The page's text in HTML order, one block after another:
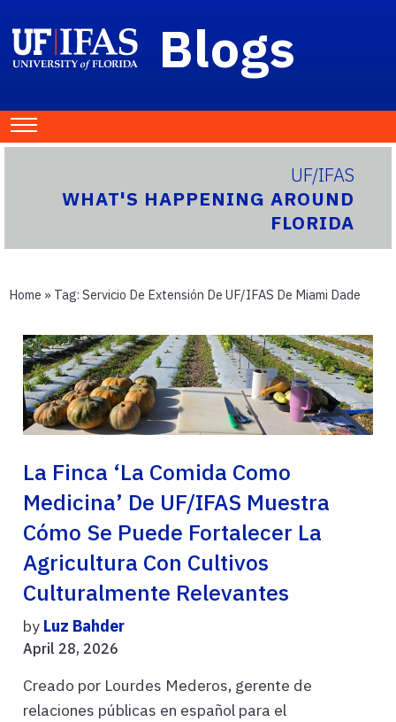
Blogs
UF/IFAS
WHAT'S HAPPENING AROUND
FLORIDA
Home » Tag: Servicio De Extensión De UF/IFAS De Miami Dade
La Finca ‘La Comida Como
Medicina’ De UF/IFAS Muestra
Cómo Se Puede Fortalecer La
Agricultura Con Cultivos
Culturalmente Relevantes
by Luz Bahder
April 28, 2026
Creado por Lourdes Mederos, gerente de
relaciones públicas en español para el